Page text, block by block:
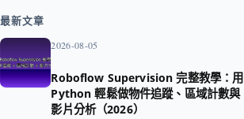
最新文章
2026-08-05
Roboflow Supervision 完整教學：用
Python 輕鬆做物件追蹤、區域計數與
影片分析（2026）